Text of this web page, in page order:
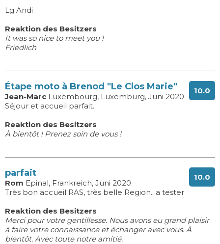
Lg Andi
Reaktion des Besitzers
It was so nice to meet you !
Friedlich
10.0
Étape moto à Brenod "Le Clos Marie"
Jean-Marc Luxembourg, Luxemburg, Juni 2020
Séjour et accueil parfait.
Reaktion des Besitzers
À bientôt ! Prenez soin de vous !
10.0
parfait
Rom Epinal, Frankreich, Juni 2020
Très bon accueil RAS, très belle Region.. a tester
Reaktion des Besitzers
Merci pour votre gentillesse. Nous avons eu grand plaisir
à faire votre connaissance et échanger avec vous. À
bientôt. Avec toute notre amitié.